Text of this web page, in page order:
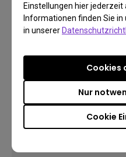
Einstellungen hier jederzeit
Informationen finden Sie in
in unserer
Cookie
Nur
Cookies
Mehr